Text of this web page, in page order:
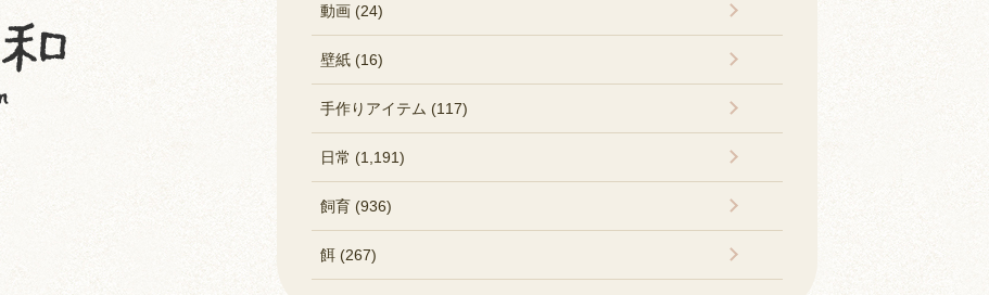
動画 (24)
壁紙 (16)
手作りアイテム (117)
日常 (1,191)
飼育 (936)
餌 (267)